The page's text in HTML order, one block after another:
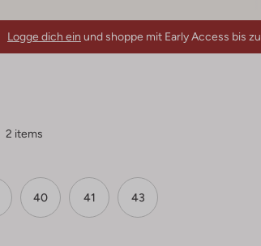
Logge dich ein und shoppe mit Early Access bis zu
2 items
40 41 43